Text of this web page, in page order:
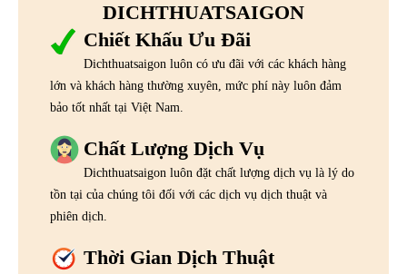
DICHTHUATSAIGON
Chiết Khấu Ưu Đãi
Dichthuatsaigon luôn có ưu đãi với các khách hàng
lớn và khách hàng thường xuyên, mức phí này luôn đảm
bảo tốt nhất tại Việt Nam.
Chất Lượng Dịch Vụ
Dichthuatsaigon luôn đặt chất lượng dịch vụ là lý do
tồn tại của chúng tôi đối với các dịch vụ dịch thuật và
phiên dịch.
Thời Gian Dịch Thuật